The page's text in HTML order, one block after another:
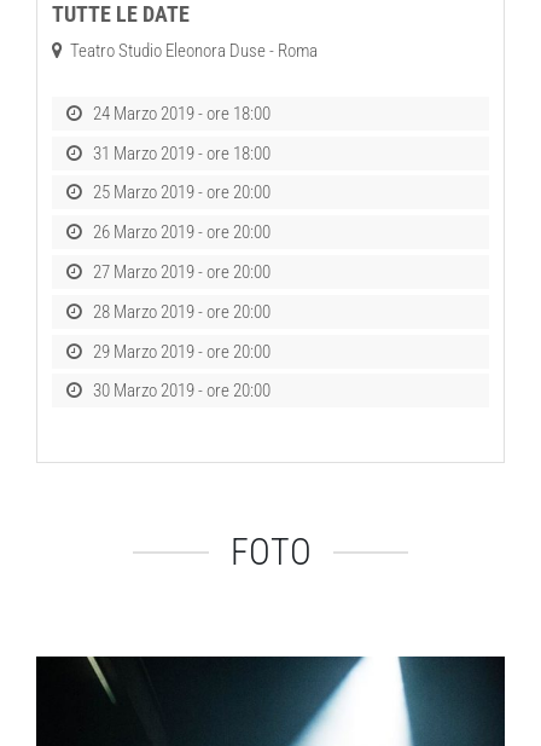
TUTTE LE DATE
Teatro Studio Eleonora Duse - Roma
24 Marzo 2019 - ore 18:00
31 Marzo 2019 - ore 18:00
25 Marzo 2019 - ore 20:00
26 Marzo 2019 - ore 20:00
27 Marzo 2019 - ore 20:00
28 Marzo 2019 - ore 20:00
29 Marzo 2019 - ore 20:00
30 Marzo 2019 - ore 20:00
FOTO